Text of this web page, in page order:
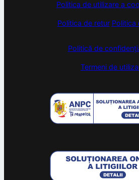
Politica de utilizare a
Politica de retur Politica
Politică de
Termeni de